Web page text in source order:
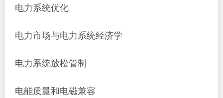
电力系统优化
电力市场与电力系统经济学
电力系统放松管制
电能质量和电磁兼容